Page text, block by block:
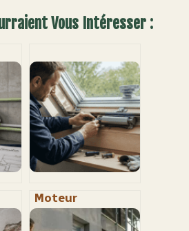
Vous Intéresser :
Moteur
électrique pour